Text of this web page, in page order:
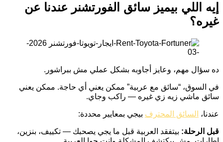
إيه اللي بيميز سائق الفورتشنر عندنا عن
غيره؟
ده سؤال مهم، وعايز أجاوبه بشكل عملي مش ببراشور.
في السوق، “سائق مع عربية” ممكن يعني أي حاجة. ممكن يعني
سائق ماشي زيه زي غيره — راكب وجاي.
عندنا، السائق المحترف بيجي بمعايير محددة:
قبل الرحلة: بيتفقد العربية قبل ما يجي يصحبك — تكييف، بنزين،